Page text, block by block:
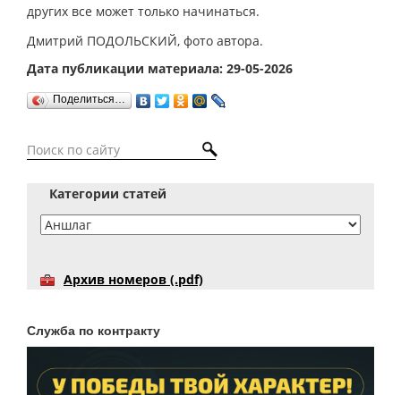
других все может только начинаться.
Дмитрий ПОДОЛЬСКИЙ, фото автора.
Дата публикации материала: 29-05-2026
Поделиться…
Категории статей
Архив номеров (.pdf)
Служба по контракту